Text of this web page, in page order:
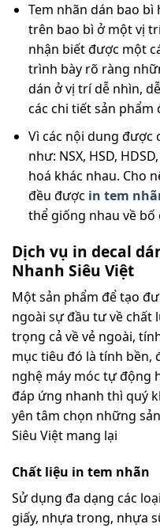
Tem nhãn dán bao bì
trên bao bì ở một vị
nhận biết được một
trình bày rõ ràng
dán ở vị trí dễ nhìn,
các chi tiết sản phẩm
Vì các nội dung được
như: NSX, HSD,
hoá khác nhau. Cho
đều được in tem
thể giống nhau về bố
Dịch vụ in decal
Nhanh Siêu Việt
Một sản phẩm để tạo
ngoài sự đầu tư về chất
trọng cả về vẻ ngoài,
mục tiêu đó là tính bền,
nghệ máy móc tự động
đáp ứng nhanh thì quý
yên tâm chọn những
Siêu Việt mang lại
Chất liệu in tem nhãn
Sử dụng đa dạng các
giấy, nhựa trong, nhựa